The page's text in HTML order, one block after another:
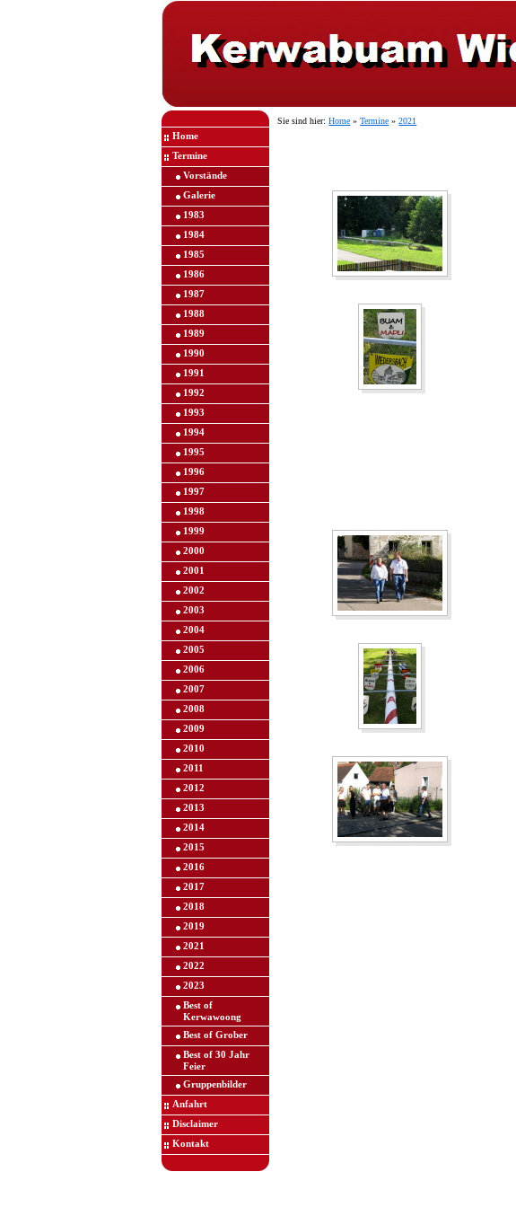
Home
Termine
Vorstände
Galerie
1983
1984
1985
1986
1987
1988
1989
1990
1991
1992
1993
1994
1995
1996
1997
1998
1999
2000
2001
2002
2003
2004
2005
2006
2007
2008
2009
2010
2011
2012
2013
2014
2015
2016
2017
2018
2019
2021
2022
2023
Best of
Kerwawoong
Best of Grober
Best of 30 Jahr
Feier
Gruppenbilder
Anfahrt
Disclaimer
Kontakt
Sie sind hier:Home »Termine »2021